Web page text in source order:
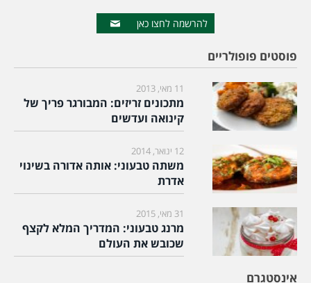
להרשמה לחצו כאן
פוסטים פופולריים
11 מאי, 2013
מתכונים זריזים: המבורגר פריך של
קינואה ועדשים
12 ינואר, 2014
משתה טבעוני: אותה אדורה בשינוי
אדרת
31 מאי, 2015
מרנג טבעוני: המדריך המלא לקצף
שכובש את העולם
אינסטגרם